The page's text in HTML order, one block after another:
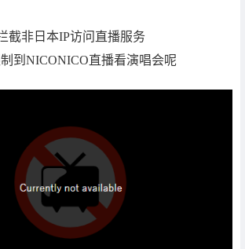
截非日本IP访问直播服务
到NICONICO直播看演唱会呢